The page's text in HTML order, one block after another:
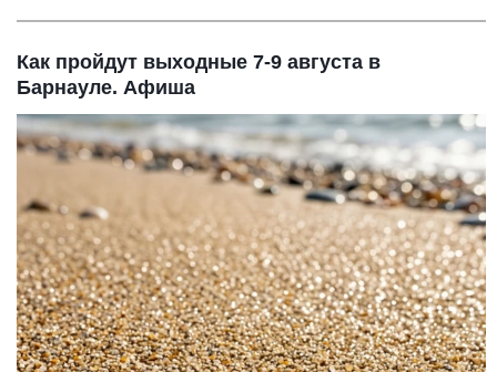
Как пройдут выходные 7-9 августа в
Барнауле. Афиша